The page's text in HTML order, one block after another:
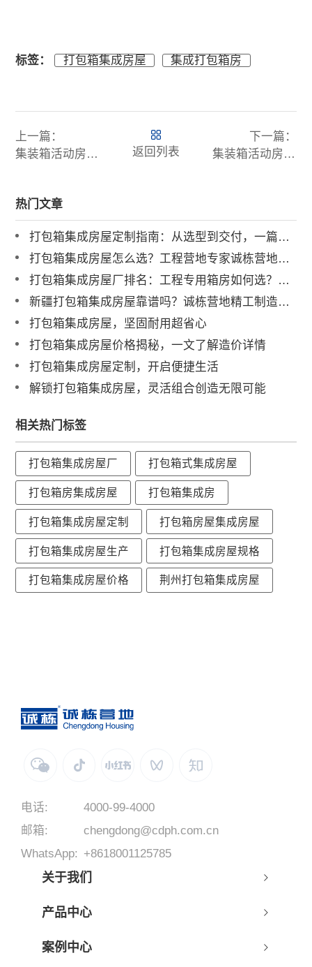
标签： 打包箱集成房屋 集成打包箱房
上一篇：
集装箱活动房专业厂家：从品质生产到全链服务的实力之选
返回列表
下一篇：
集装箱活动房厂家房：现代临时建筑的优质选择
热门文章
打包箱集成房屋定制指南：从选型到交付，一篇讲透
打包箱集成房屋怎么选？工程营地专家诚栋营地揭秘：品质与解决方案是关键
打包箱集成房屋厂排名：工程专用箱房如何选？高强度抗冲击是关键
新疆打包箱集成房屋靠谱吗？诚栋营地精工制造，质量有保障！
打包箱集成房屋，坚固耐用超省心
打包箱集成房屋价格揭秘，一文了解造价详情
打包箱集成房屋定制，开启便捷生活
解锁打包箱集成房屋，灵活组合创造无限可能
相关热门标签
打包箱集成房屋厂 打包箱式集成房屋
打包箱房集成房屋 打包箱集成房
打包箱集成房屋定制 打包箱房屋集成房屋
打包箱集成房屋生产 打包箱集成房屋规格
打包箱集成房屋价格 荆州打包箱集成房屋
电话:
4000-99-4000
邮箱:
chengdong@cdph.com.cn
WhatsApp: +8618001125785
关于我们
产品中心
案例中心